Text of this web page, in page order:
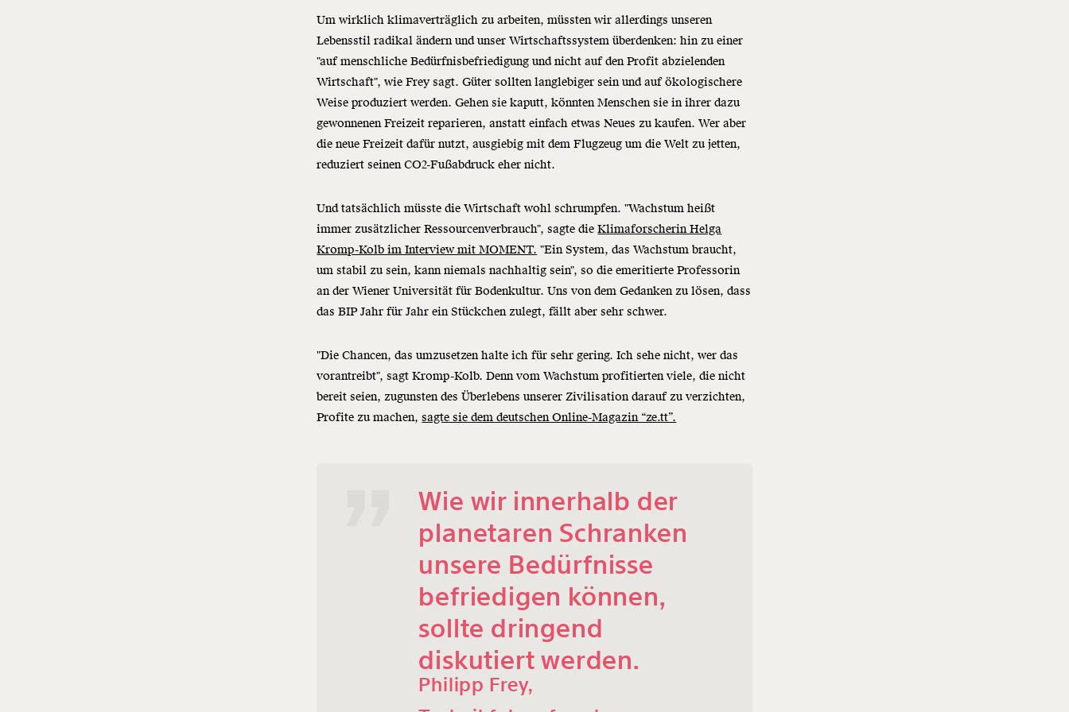
Um wirklich klimaverträglich zu arbeiten, müssten wir allerdings unseren
Lebensstil radikal ändern und unser Wirtschaftssystem überdenken: hin zu einer
"auf menschliche Bedürfnisbefriedigung und nicht auf den Profit abzielenden
Wirtschaft", wie Frey sagt. Güter sollten langlebiger sein und auf ökologischere
Weise produziert werden. Gehen sie kaputt, könnten Menschen sie in ihrer dazu
gewonnenen Freizeit reparieren, anstatt einfach etwas Neues zu kaufen. Wer aber
die neue Freizeit dafür nutzt, ausgiebig mit dem Flugzeug um die Welt zu jetten,
reduziert seinen CO2-Fußabdruck eher nicht.
Und tatsächlich müsste die Wirtschaft wohl schrumpfen. "Wachstum heißt
immer zusätzlicher Ressourcenverbrauch", sagte dieKlimaforscherin Helga
Kromp-Kolb im Interview mit MOMENT. "Ein System, das Wachstum braucht,
um stabil zu sein, kann niemals nachhaltig sein", so die emeritierte Professorin
an der Wiener Universität für Bodenkultur. Uns von dem Gedanken zu lösen, dass
dasBIP Jahr für Jahr ein Stückchen zulegt, fällt aber sehr schwer.
"Die Chancen, das umzusetzen halte ich für sehr gering. Ich sehe nicht, wer das
vorantreibt", sagt Kromp-Kolb. Denn vom Wachstum profitierten viele, die nicht
bereit seien, zugunsten des Überlebens unserer Zivilisation darauf zu verzichten,
Profite zu machen,sagte sie dem deutschen Online-Magazin “ze.tt”.
Wie wir innerhalb der
planetaren Schranken
unsere Bedürfnisse
befriedigen können,
sollte dringend
diskutiert werden.
Philipp Frey,